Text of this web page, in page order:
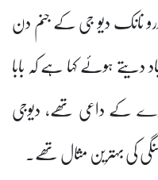
نانک دیو جی کے جنم دن
دیتے ہوئے کہا ہے کہ بابا
کے داعی تھے، دیوجی
کی بہترین مثال تھے۔